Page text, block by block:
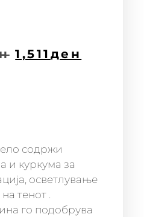
1,511 ден
содржи
и куркума за
осветлување
тенот .
го подобрува